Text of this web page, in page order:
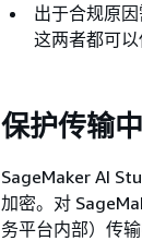
出于合规原
这两者都可以
保护传输
SageMaker AI
加密。对
务平台内部）传